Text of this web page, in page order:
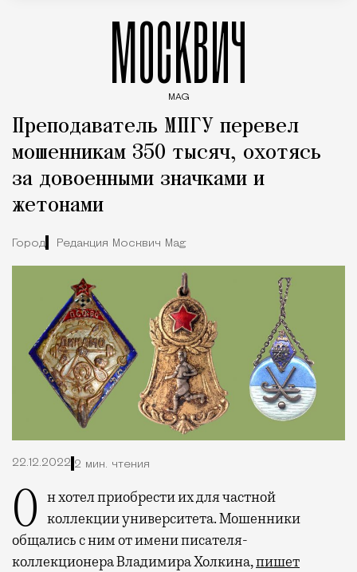
МОСКВИЧ
MAG
Преподаватель МПГУ перевел
мошенникам 350 тысяч, охотясь
за довоенными значками и
жетонами
Город Редакция Москвич Mag
22.12.2022 2 мин. чтения
Он хотел приобрести их для частной коллекции университета. Мошенники
общались с ним от имени писателя-
коллекционера Владимира Холкина,пишет